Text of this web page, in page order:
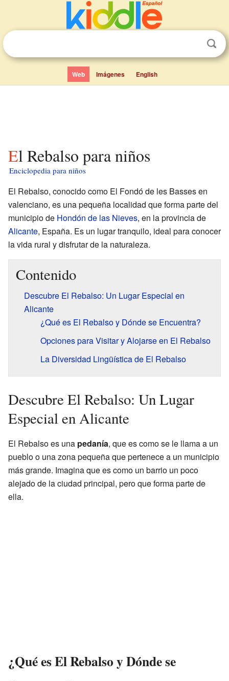
Web Imágenes English
El Rebalso para niños
Enciclopedia para niños
El Rebalso, conocido como El Fondó de les Basses en
valenciano, es una pequeña localidad que forma parte del
municipio de Hondón de las Nieves, en la provincia de
Alicante, España. Es un lugar tranquilo, ideal para conocer
la vida rural y disfrutar de la naturaleza.
Contenido
Descubre El Rebalso: Un Lugar Especial en
Alicante
¿Qué es El Rebalso y Dónde se Encuentra?
Opciones para Visitar y Alojarse en El Rebalso
La Diversidad Lingüística de El Rebalso
Descubre El Rebalso: Un Lugar
Especial en Alicante
El Rebalso es una pedanía, que es como se le llama a un
pueblo o una zona pequeña que pertenece a un municipio
más grande. Imagina que es como un barrio un poco
alejado de la ciudad principal, pero que forma parte de
ella.
¿Qué es El Rebalso y Dónde se